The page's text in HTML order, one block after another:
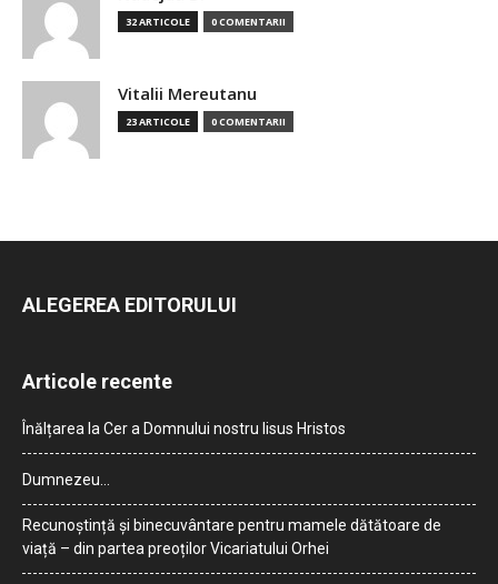
32 ARTICOLE 0 COMENTARII
Vitalii Mereutanu
23 ARTICOLE 0 COMENTARII
ALEGEREA EDITORULUI
Articole recente
Înălțarea la Cer a Domnului nostru Iisus Hristos
Dumnezeu…
Recunoștință și binecuvântare pentru mamele dătătoare de
viață – din partea preoților Vicariatului Orhei